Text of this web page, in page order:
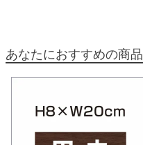
あなたにおすすめの商品